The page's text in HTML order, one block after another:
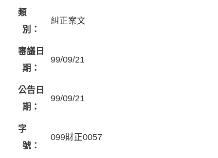
類
別：
糾正案文
審議日
期：
99/09/21
公告日
期：
99/09/21
字
號：
099財正0057